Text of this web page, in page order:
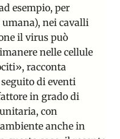
esempio, per
umana), nei cavalli
il virus può
nelle cellule
racconta
di eventi
in grado di
con
anche in